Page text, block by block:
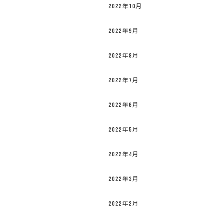
2022年10月
2022年9月
2022年8月
2022年7月
2022年6月
2022年5月
2022年4月
2022年3月
2022年2月